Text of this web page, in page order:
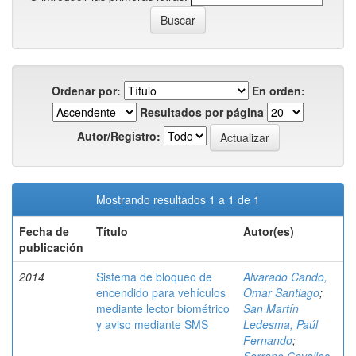
Ordenar por:
En orden:
Resultados por página
Autor/Registro:
Mostrando resultados 1 a 1 de 1
Fecha de
publicación
Título Autor(es)
2014
Sistema de bloqueo de
encendido para vehículos
mediante lector biométrico
y aviso mediante SMS
Alvarado Cando,
Omar Santiago;
San Martín
Ledesma, Paúl
Fernando;